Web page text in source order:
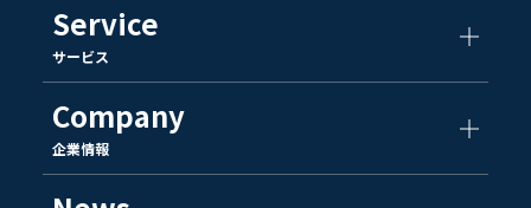
Service
サービス
Company
企業情報